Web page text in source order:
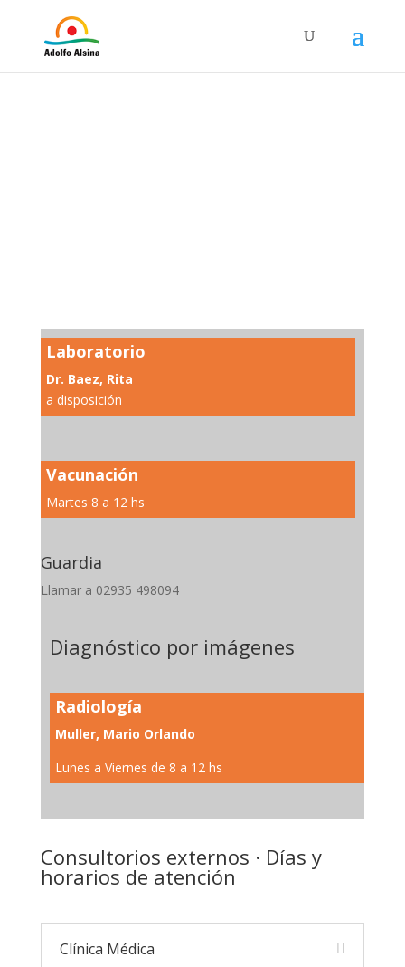
Laboratorio
Dr. Baez, Rita
a disposición
Vacunación
Martes 8 a 12 hs
Guardia
Llamar a 02935 498094
Diagnóstico por imágenes
Radiología
Muller, Mario Orlando
Lunes a Viernes de 8 a 12 hs
Consultorios externos · Días y
horarios de atención
Clínica Médica